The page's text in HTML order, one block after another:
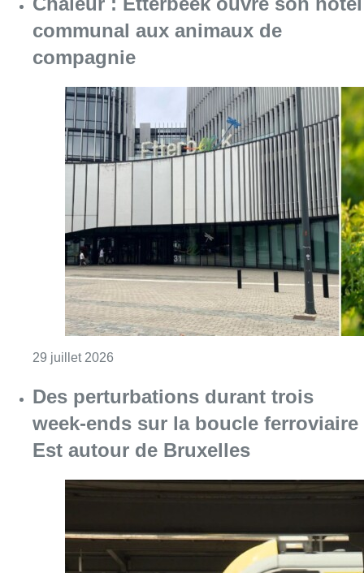
communal aux animaux de
compagnie
29 juillet 2026
Des perturbations durant trois
week-ends sur la boucle ferroviaire
Est autour de Bruxelles